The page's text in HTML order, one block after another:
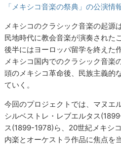
「メキシコ音楽の祭典」の公演情
メキシコのクラシック音楽の起源
民地時代に教会音楽が演奏された
後半にはヨーロッパ留学を終えた
メキシコ国内でのクラシック音楽
頭のメキシコ革命後、民族主義的
ていく。
今回のプロジェクトでは、マヌエ
シルベストレ・レブエルタス
ス(1899-1978)ら、20世紀メキシ
内楽とオーケストラ作品に焦点を